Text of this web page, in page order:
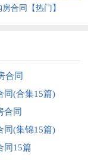
合同【热门】
合同
同(合集15篇)
合同
同(集锦15篇)
同15篇